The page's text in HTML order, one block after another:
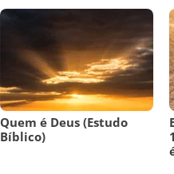
Quem é Deus (Estudo
Bíblico)